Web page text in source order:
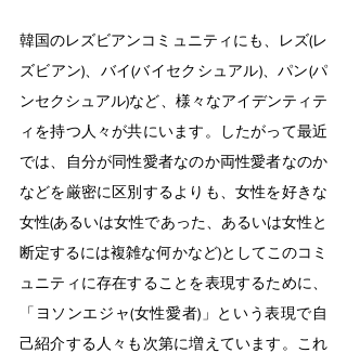
韓国のレズビアンコミュニティにも、レズ(レ
ズビアン)、バイ(バイセクシュアル)、パン(パ
ンセクシュアル)など、様々なアイデンティテ
ィを持つ人々が共にいます。したがって最近
では、自分が同性愛者なのか両性愛者なのか
などを厳密に区別するよりも、女性を好きな
女性(あるいは女性であった、あるいは女性と
断定するには複雑な何かなど)としてこのコミ
ュニティに存在することを表現するために、
「ヨソンエジャ(女性愛者)」という表現で自
己紹介する人々も次第に増えています。これ